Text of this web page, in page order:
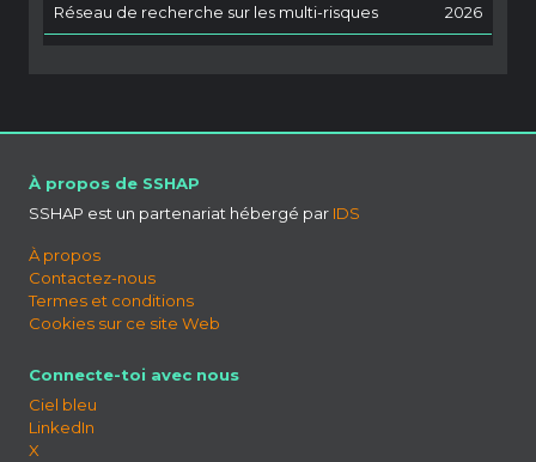
Réseau de recherche sur les multi-risques
2026
À propos de SSHAP
SSHAP est un partenariat hébergé par IDS
À propos
Contactez-nous
Termes et conditions
Cookies sur ce site Web
Connecte-toi avec nous
Ciel bleu
LinkedIn
X